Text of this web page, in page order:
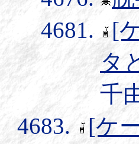
[
タ
千
[ケ